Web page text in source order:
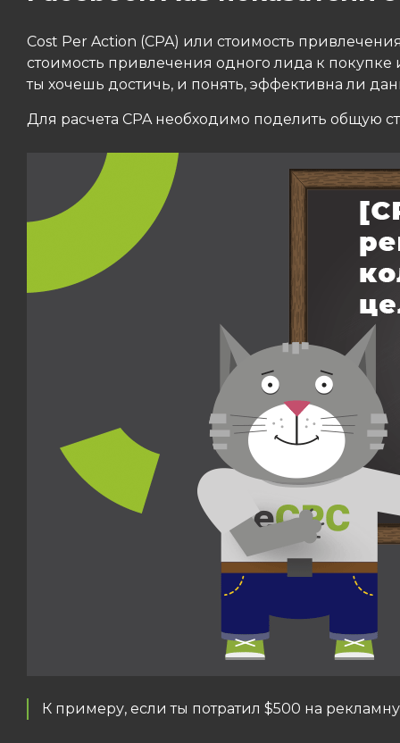
Cost Per Action (CPA) или стоимость
стоимость привлечения одного лида к покупке
ты хочешь достичь, и понять, эффективна ли
Для расчета CPA необходимо поделить общую
К примеру, если ты потратил $500 на